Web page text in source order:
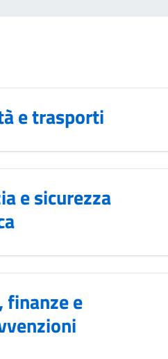
e trasporti
e sicurezza
e